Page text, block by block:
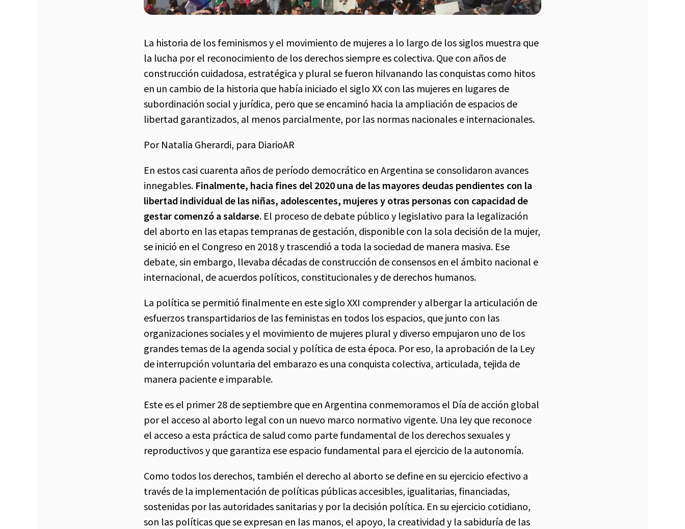
La historia de los feminismos y el movimiento de mujeres a lo largo de los siglos muestra que
la lucha por el reconocimiento de los derechos siempre es colectiva. Que con años de
construcción cuidadosa, estratégica y plural se fueron hilvanando las conquistas como hitos
en un cambio de la historia que había iniciado el siglo XX con las mujeres en lugares de
subordinación social y jurídica, pero que se encaminó hacia la ampliación de espacios de
libertad garantizados, al menos parcialmente, por las normas nacionales e internacionales.
Por Natalia Gherardi, para DiarioAR
En estos casi cuarenta años de período democrático en Argentina se consolidaron avances
innegables. Finalmente, hacia fines del 2020 una de las mayores deudas pendientes con la
libertad individual de las niñas, adolescentes, mujeres y otras personas con capacidad de
gestar comenzó a saldarse. El proceso de debate público y legislativo para la legalización
del aborto en las etapas tempranas de gestación, disponible con la sola decisión de la mujer,
se inició en el Congreso en 2018 y trascendió a toda la sociedad de manera masiva. Ese
debate, sin embargo, llevaba décadas de construcción de consensos en el ámbito nacional e
internacional, de acuerdos políticos, constitucionales y de derechos humanos.
La política se permitió finalmente en este siglo XXI comprender y albergar la articulación de
esfuerzos transpartidarios de las feministas en todos los espacios, que junto con las
organizaciones sociales y el movimiento de mujeres plural y diverso empujaron uno de los
grandes temas de la agenda social y política de esta época. Por eso, la aprobación de la Ley
de interrupción voluntaria del embarazo es una conquista colectiva, articulada, tejida de
manera paciente e imparable.
Este es el primer 28 de septiembre que en Argentina conmemoramos el Día de acción global
por el acceso al aborto legal con un nuevo marco normativo vigente. Una ley que reconoce
el acceso a esta práctica de salud como parte fundamental de los derechos sexuales y
reproductivos y que garantiza ese espacio fundamental para el ejercicio de la autonomía.
Como todos los derechos, también el derecho al aborto se define en su ejercicio efectivo a
través de la implementación de políticas públicas accesibles, igualitarias, financiadas,
sostenidas por las autoridades sanitarias y por la decisión política. En su ejercicio cotidiano,
son las políticas que se expresan en las manos, el apoyo, la creatividad y la sabiduría de las